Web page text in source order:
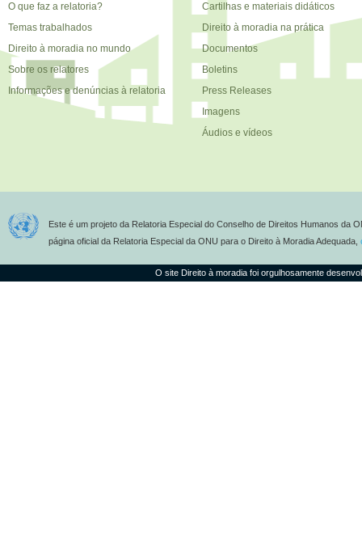
O que faz a relatoria?
Temas trabalhados
Direito à moradia no mundo
Sobre os relatores
Informações e denúncias à relatoria
Cartilhas e materiais didáticos
Direito à moradia na prática
Documentos
Boletins
Press Releases
Imagens
Áudios e vídeos
Este é um projeto da Relatoria Especial do Conselho de Direitos Humanos da
página oficial da Relatoria Especial da ONU para o Direito à Moradia Adequada,
O site Direito à moradia foi orgulhosamente